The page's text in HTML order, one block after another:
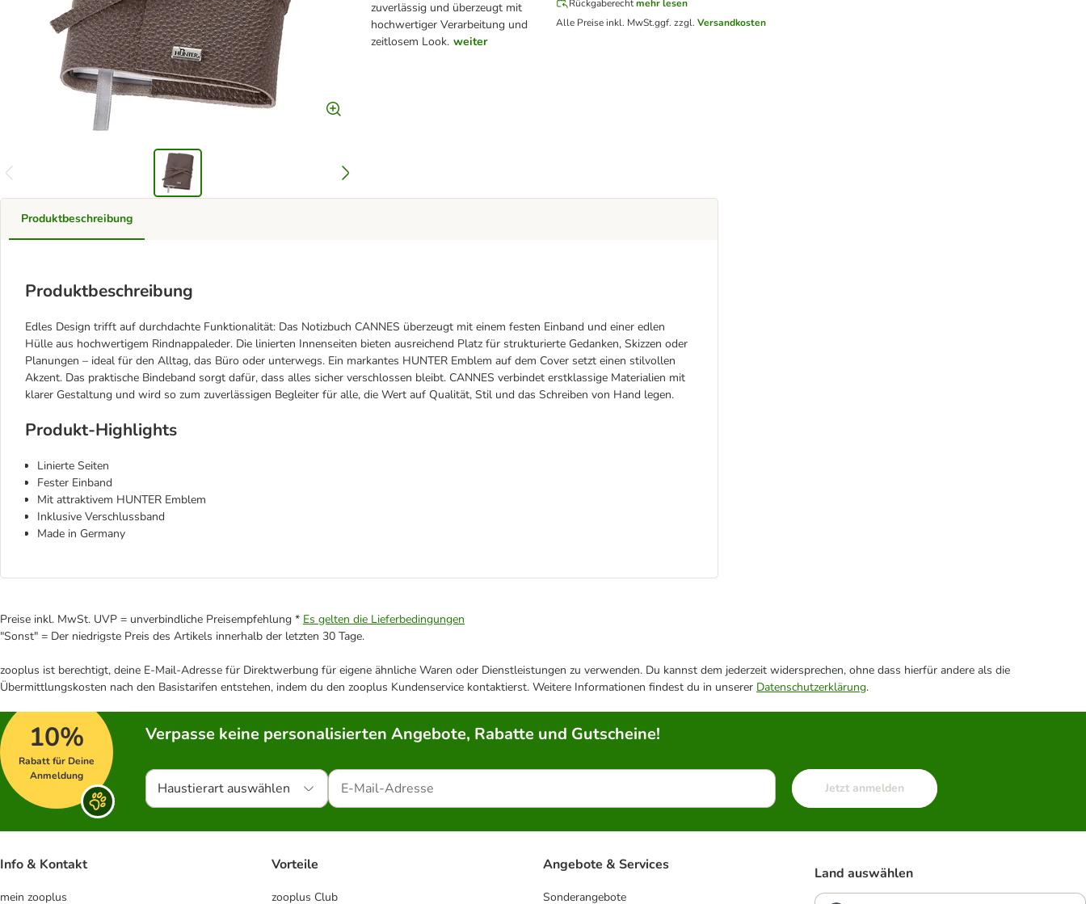
zuverlässig und überzeugt mit
hochwertiger Verarbeitung und
zeitlosem Look. weiter
Rückgaberechtmehr lesen
Alle Preise inkl. MwSt.ggf. zzgl. Versandkosten
Produktbeschreibung
Produktbeschreibung
Edles Design trifft auf durchdachte Funktionalität: Das Notizbuch CANNES überzeugt mit einem festen Einband und einer edlen
Hülle aus hochwertigem Rindnappaleder. Die linierten Innenseiten bieten ausreichend Platz für strukturierte Gedanken, Skizzen oder
Planungen – ideal für den Alltag, das Büro oder unterwegs. Ein markantes HUNTER Emblem auf dem Cover setzt einen stilvollen
Akzent. Das praktische Bindeband sorgt dafür, dass alles sicher verschlossen bleibt. CANNES verbindet erstklassige Materialien mit
klarer Gestaltung und wird so zum zuverlässigen Begleiter für alle, die Wert auf Qualität, Stil und das Schreiben von Hand legen.
Produkt-Highlights
Linierte Seiten
Fester Einband
Mit attraktivem HUNTER Emblem
Inklusive Verschlussband
Made in Germany
Preise inkl. MwSt. UVP = unverbindliche Preisempfehlung * Es gelten die Lieferbedingungen
"Sonst" = Der niedrigste Preis des Artikels innerhalb der letzten 30 Tage.
zooplus ist berechtigt, deine E-Mail-Adresse für Direktwerbung für eigene ähnliche Waren oder Dienstleistungen zu verwenden. Du kannst dem jederzeit widersprechen, ohne dass hierfür andere als die
Übermittlungskosten nach den Basistarifen entstehen, indem du den zooplus Kundenservice kontaktierst. Weitere Informationen findest du in unserer Datenschutzerklärung.
10%
Rabatt für Deine
Anmeldung
Verpasse keine personalisierten Angebote, Rabatte und Gutscheine!
Haustierart auswählen Jetzt anmelden
Info & Kontakt
mein zooplus
Vorteile
zooplus Club
Angebote & Services
Sonderangebote
Land auswählen